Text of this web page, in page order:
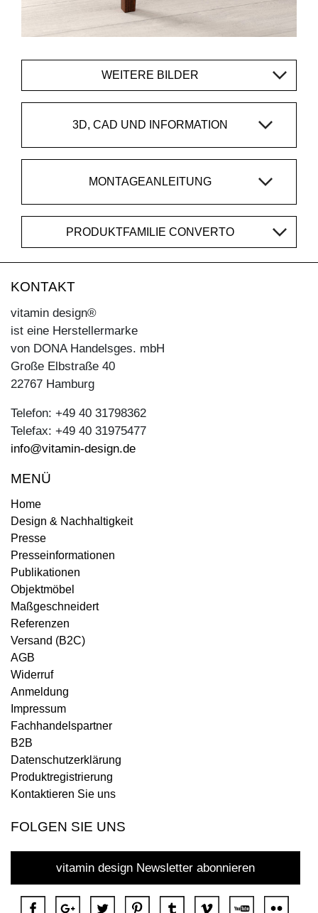
WEITERE BILDER
3D, CAD UND INFORMATION
MONTAGEANLEITUNG
PRODUKTFAMILIE CONVERTO
KONTAKT
vitamin design®
ist eine Herstellermarke
von DONA Handelsges. mbH
Große Elbstraße 40
22767 Hamburg
Telefon: +49 40 31798362
Telefax: +49 40 31975477
info@vitamin-design.de
MENÜ
Home
Design & Nachhaltigkeit
Presse
Presseinformationen
Publikationen
Objektmöbel
Maßgeschneidert
Referenzen
Versand (B2C)
AGB
Widerruf
Anmeldung
Impressum
Fachhandelspartner
B2B
Datenschutzerklärung
Produktregistrierung
Kontaktieren Sie uns
FOLGEN SIE UNS
vitamin design Newsletter abonnieren